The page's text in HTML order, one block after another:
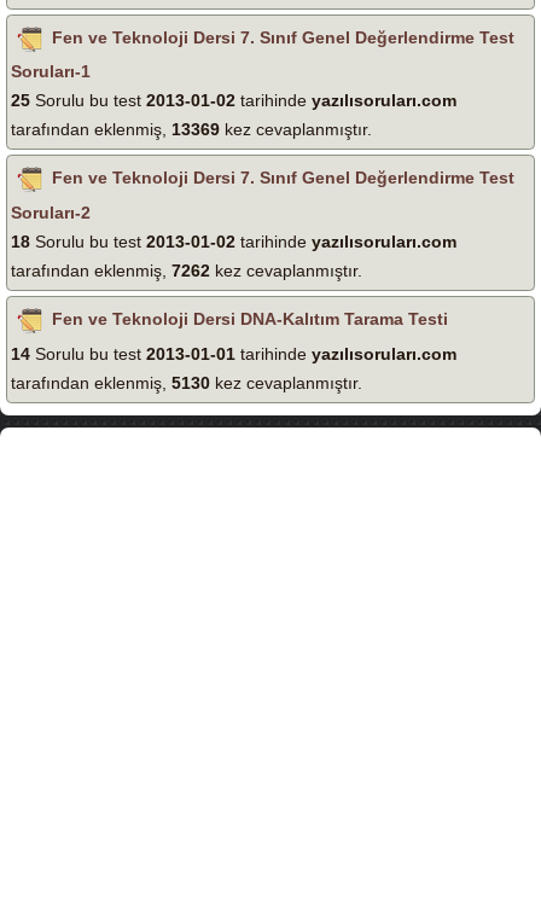
Fen ve Teknoloji Dersi 7. Sınıf Genel Değerlendirme Test
Soruları-1
25 Sorulu bu test 2013-01-02 tarihinde yazılısoruları.com
tarafından eklenmiş, 13369 kez cevaplanmıştır.
Fen ve Teknoloji Dersi 7. Sınıf Genel Değerlendirme Test
Soruları-2
18 Sorulu bu test 2013-01-02 tarihinde yazılısoruları.com
tarafından eklenmiş, 7262 kez cevaplanmıştır.
Fen ve Teknoloji Dersi DNA-Kalıtım Tarama Testi
14 Sorulu bu test 2013-01-01 tarihinde yazılısoruları.com
tarafından eklenmiş, 5130 kez cevaplanmıştır.